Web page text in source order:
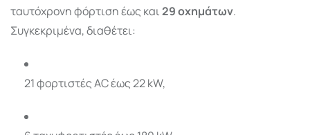
ταυτόχρονη φόρτιση έως και29 οχημάτων.
Συγκεκριμένα, διαθέτει:
21 φορτιστές AC έως 22 kW,